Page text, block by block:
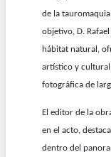
de la
objetivo, D.
hábitat natural,
artístico y
fotográfica de
El editor de la
en el acto,
dentro del